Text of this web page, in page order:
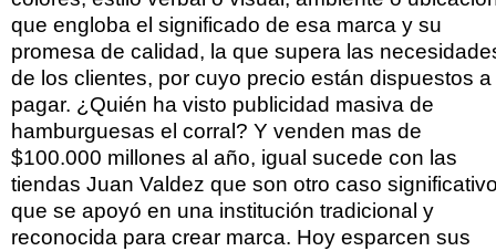
que engloba el significado de esa marca y su
promesa de calidad, la que supera las
de los clientes, por cuyo precio están dispuestos a
pagar. ¿Quién ha visto publicidad masiva de
hamburguesas el corral? Y venden mas de
$100.000 millones al año, igual sucede con las
tiendas Juan Valdez que son otro caso
que se apoyó en una institución tradicional y
reconocida para crear marca. Hoy esparcen sus